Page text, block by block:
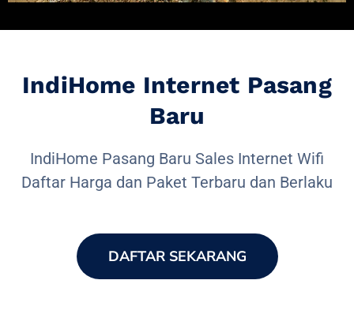
IndiHome Internet Pasang
Baru
IndiHome Pasang Baru Sales Internet Wifi
Daftar Harga dan Paket Terbaru dan Berlaku
DAFTAR SEKARANG